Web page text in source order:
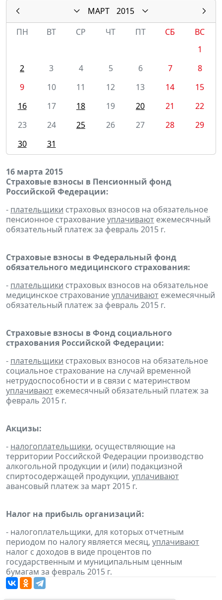
МАРТ
2015
ПН
ВТ СР ЧТ ПТ СБ
ВС
1
2
3 4 5 6 7
8
9
10 11 12 13 14
15
16
17 18 19 20 21
22
23
24 25 26 27 28
29
30
31
16 марта 2015
Страховые взносы в Пенсионный фонд
Российской Федерации:
- плательщики страховых взносов на обязательное
пенсионное страхованиеуплачивают ежемесячный
обязательный платеж за февраль 2015 г.
Страховые взносы в Федеральный фонд
обязательного медицинского страхования:
- плательщики страховых взносов на обязательное
медицинское страхованиеуплачивают ежемесячный
обязательный платеж за февраль 2015 г.
Страховые взносы в Фонд социального
страхования Российской Федерации:
- плательщики страховых взносов на обязательное
социальное страхование на случай временной
нетрудоспособности и в связи с материнством
уплачивают ежемесячный обязательный платеж за
февраль 2015 г.
Акцизы:
- налогоплательщики, осуществляющие на
территории Российской Федерации производство
алкогольной продукции и (или) подакцизной
спиртосодержащей продукции, уплачивают
авансовый платеж за март 2015 г.
Налог на прибыль организаций:
- налогоплательщики, для которых отчетным
периодом по налогу является месяц, уплачивают
налог с доходов в виде процентов по
государственным и муниципальным ценным
бумагам за февраль 2015 г.